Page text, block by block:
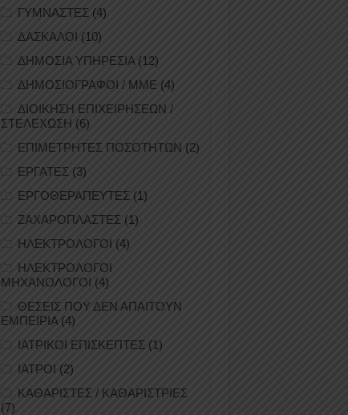
ΓΥΜΝΑΣΤΕΣ (4)
ΔΑΣΚΑΛΟΙ (10)
ΔΗΜΟΣΙΑ ΥΠΗΡΕΣΙΑ (12)
ΔΗΜΟΣΙΟΓΡΑΦΟΙ / ΜΜΕ (4)
ΔΙΟΙΚΗΣΗ ΕΠΙΧΕΙΡΗΣΕΩΝ /
ΣΤΕΛΕΧΩΣΗ (6)
ΕΠΙΜΕΤΡΗΤΕΣ ΠΟΣΟΤΗΤΩΝ (2)
ΕΡΓΑΤΕΣ (3)
ΕΡΓΟΘΕΡΑΠΕΥΤΕΣ (1)
ΖΑΧΑΡΟΠΛΑΣΤΕΣ (1)
ΗΛΕΚΤΡΟΛΟΓΟΙ (4)
ΗΛΕΚΤΡΟΛΟΓΟΙ
ΜΗΧΑΝΟΛΟΓΟΙ (4)
ΘΕΣΕΙΣ ΠΟΥ ΔΕΝ ΑΠΑΙΤΟΥΝ
ΕΜΠΕΙΡΙΑ(4)
ΙΑΤΡΙΚΟΙ ΕΠΙΣΚΕΠΤΕΣ (1)
ΙΑΤΡΟΙ (2)
ΚΑΘΑΡΙΣΤΕΣ / ΚΑΘΑΡΙΣΤΡΙΕΣ
(7)